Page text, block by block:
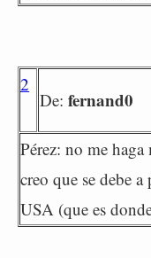
2
De: fernand0
Pérez: no me
creo que se debe
USA (que es